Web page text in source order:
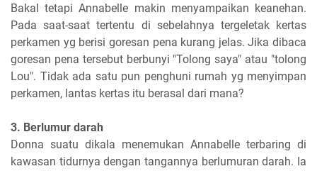
Bakal tetapi Annabelle makin menyampaikan keanehan.
Pada saat-saat tertentu di sebelahnya tergeletak kertas
perkamen yg berisi goresan pena kurang jelas. Jika dibaca
goresan pena tersebut berbunyi "Tolong saya" atau "tolong
Lou". Tidak ada satu pun penghuni rumah yg menyimpan
perkamen, lantas kertas itu berasal dari mana?
3. Berlumur darah
Donna suatu dikala menemukan Annabelle terbaring di
kawasan tidurnya dengan tangannya berlumuran darah. Ia